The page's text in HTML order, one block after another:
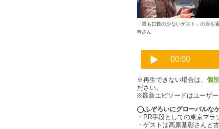
「最も口数の少ないゲスト」の座
寿さん
※再生できない場合は、 個
ださい。
※最新エピソードはユーザ
◯ふぞろいにグローバルな
・PR手段としての東京マラ
・ゲストは高原基彰さんと